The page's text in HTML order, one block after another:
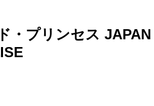
・プリンセス JAPAN